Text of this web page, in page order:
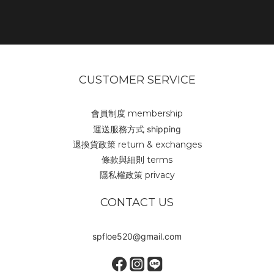
CUSTOMER SERVICE
會員制度 membership
運送服務方式 shipping
退換貨政策 return & exchanges
條款與細則 terms
隱私權政策 privacy
CONTACT US
spfloe520@gmail.com